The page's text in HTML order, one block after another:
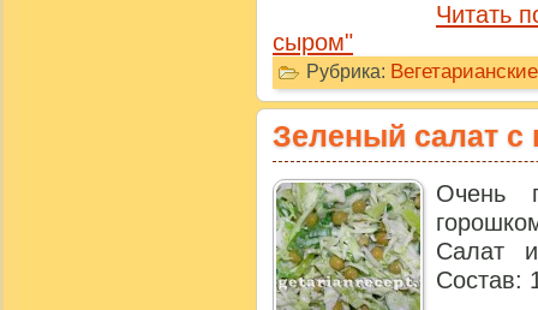
Читать
сыром"
Рубрика:
Зеленый салат с
Очень
Салат
Состав: